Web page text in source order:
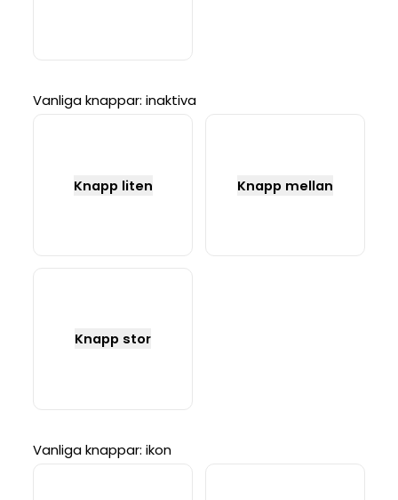
Vanliga knappar: inaktiva
Knapp liten Knapp mellan
Knapp stor
Vanliga knappar: ikon